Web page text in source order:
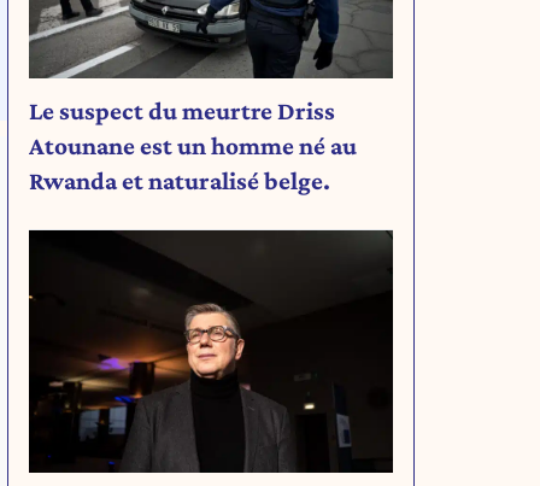
Le suspect du meurtre Driss
Atounane est un homme né au
Rwanda et naturalisé belge.